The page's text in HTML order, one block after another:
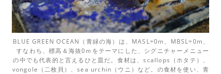
BLUE GREEN OCEAN（青緑の海）は、MASL=0m、MBSL=0m、
すなわち、標高＆海抜0ｍをテーマにした、シグニチャーメニュー
の中でも代表的と言えるひと皿だ。食材は、scallops（ホタテ）、
vongole（二枚貝）、sea urchin（ウニ）など。の食材を使い、青